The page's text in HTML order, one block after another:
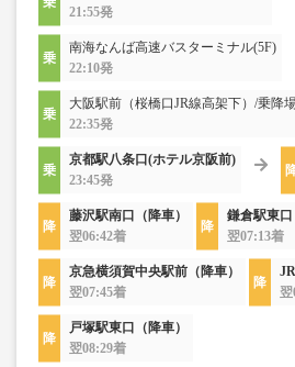
21:55発
南海なんば高速バスターミナル(5F)
22:10発
大阪駅前（桜橋口JR線高架下）/乗降
22:35発
京都駅八条口(ホテル京阪前)
23:45発
藤沢駅南口（降車）
翌06:42着
鎌倉駅東口
翌07:13着
京急横須賀中央駅前（降車）
翌07:45着
戸塚駅東口（降車）
翌08:29着